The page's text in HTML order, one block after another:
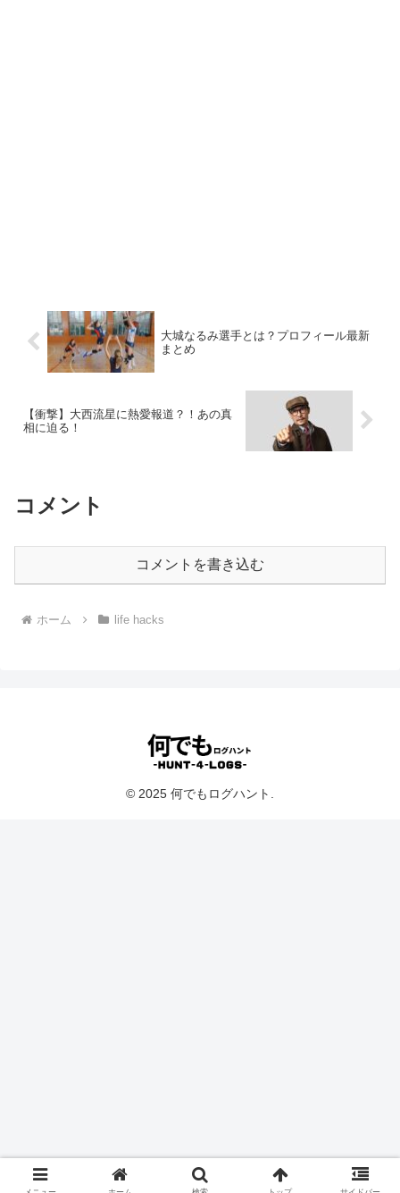
大城なるみ選手とは？プロフィール最新
まとめ
【衝撃】大西流星に熱愛報道？！あの真
相に迫る！
コメント
コメントを書き込む
ホーム life hacks
© 2025 何でもログハント.